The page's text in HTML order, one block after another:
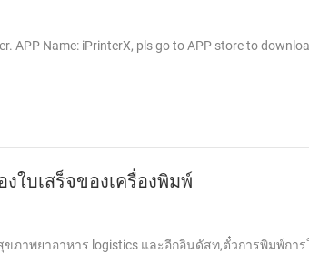
APP Name: iPrinterX, pls go to APP store to
ใบเสร็จของเครื่องพิมพ์
ภาพยาอาหาร logistics และอีกอินดัสท,ตั๋วการพิมพ์การ